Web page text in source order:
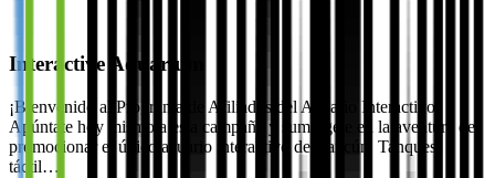
Interactive Aquarium
¡Bienvenido al Programa de Afiliados del Acuario Interactivo!
Apúntate hoy mismo a esta campaña y sumérgete en la aventura de
promocionar el único acuario interactivo de Cancún. Tanques
táctil…